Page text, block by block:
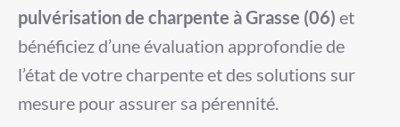
pulvérisation de charpente à Grasse (06) et
bénéficiez d’une évaluation approfondie de
l’état de votre charpente et des solutions sur
mesure pour assurer sa pérennité.